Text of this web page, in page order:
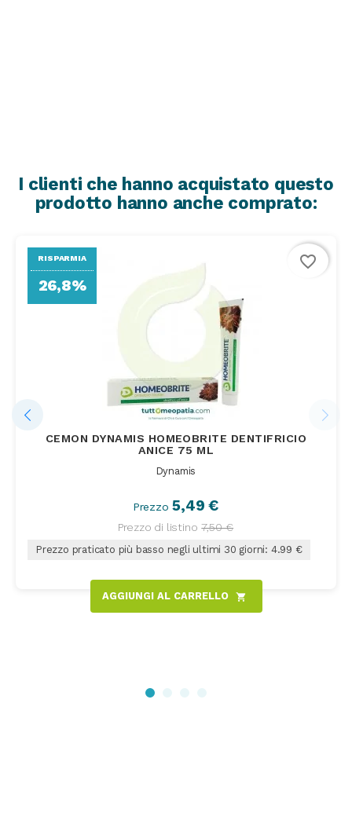
I clienti che hanno acquistato questo
prodotto hanno anche comprato:
CEMON DYNAMIS HOMEOBRITE DENTIFRICIO
ANICE 75 ML
Dynamis
Prezzo 5,49 €
Prezzo di listino 7,50 €
Prezzo praticato più basso negli ultimi 30 giorni: 4.99 €
AGGIUNGI AL CARRELLO shopping_cart
RISPARMIA
26,8%
favorite_border